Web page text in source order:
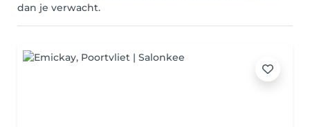
dan je verwacht.